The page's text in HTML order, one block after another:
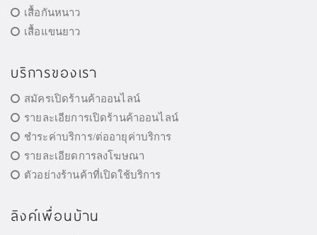
เสื้อกันหนาว
เสื้อแขนยาว
บริการของเรา
สมัครเปิดร้านค้าออนไลน์
รายละเอียการเปิดร้านค้าออนไลน์
ชำระค่าบริการ/ต่ออายุค่าบริการ
รายละเอียดการลงโฆษณา
ตัวอย่างร้านค้าที่เปิดใช้บริการ
ลิงค์เพื่อนบ้าน